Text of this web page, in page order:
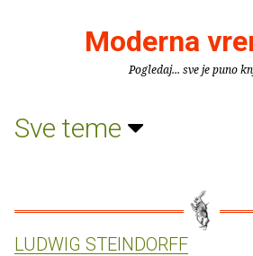
Moderna
Pogledaj... sve je puno
Sve teme
LUDWIG STEINDORFF